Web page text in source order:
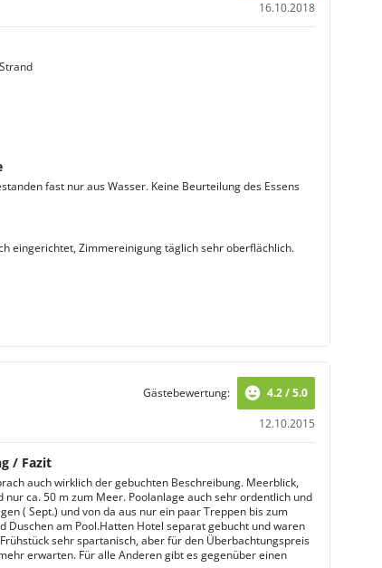
16.10.2018
fast nur aus Wasser. Keine Beurteilung des Essens
eingerichtet, Zimmereinigung täglich sehr oberflächlich.
12.10.2015
Gästebewertung: 4.2 / 5.0
/ Fazit
auch wirklich der gebuchten Beschreibung. Meerblick,
nur ca. 50 m zum Meer. Poolanlage auch sehr ordentlich und
( Sept.) und von da aus nur ein paar Treppen bis zum
Duschen am Pool.Hatten Hotel separat gebucht und waren
sehr spartanisch, aber für den Überbachtungspreis
erwarten. Für alle Anderen gibt es gegenüber einen